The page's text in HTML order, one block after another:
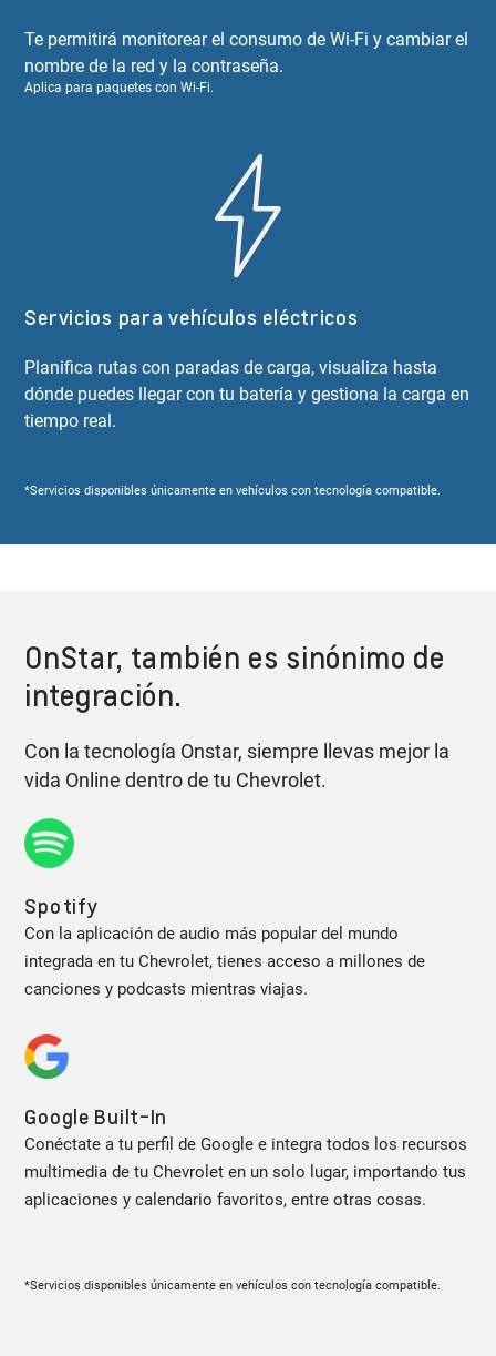
Te permitirá monitorear el consumo de Wi-Fi y cambiar el
nombre de la red y la contraseña.
Aplica para paquetes con Wi-Fi.
Servicios para vehículos eléctricos
Planifica rutas con paradas de carga, visualiza hasta
dónde puedes llegar con tu batería y gestiona la carga en
tiempo real.
*Servicios disponibles únicamente en vehículos con tecnología compatible.
OnStar, también es sinónimo de
integración.
Con la tecnología Onstar, siempre llevas mejor la
vida Online dentro de tu Chevrolet.
Spotify
Con la aplicación de audio más popular del mundo
integrada en tu Chevrolet, tienes acceso a millones de
canciones y podcasts mientras viajas.
Google Built-In
Conéctate a tu perfil de Google e integra todos los recursos
multimedia de tu Chevrolet en un solo lugar, importando tus
aplicaciones y calendario favoritos, entre otras cosas.
*Servicios disponibles únicamente en vehículos con tecnología compatible.